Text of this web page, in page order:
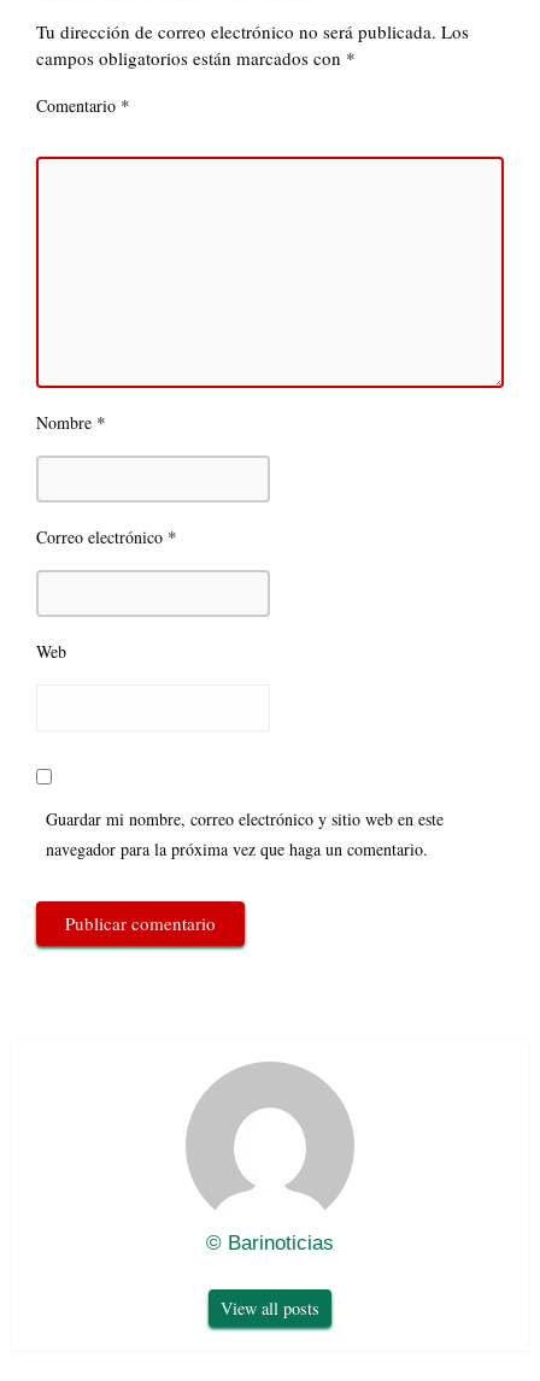
Tu dirección de correo electrónico no será publicada. Los
campos obligatorios están marcados con *
Comentario *
Nombre *
Correo electrónico *
Web
Guardar mi nombre, correo electrónico y sitio web en este
navegador para la próxima vez que haga un comentario.
© Barinoticias
View all posts